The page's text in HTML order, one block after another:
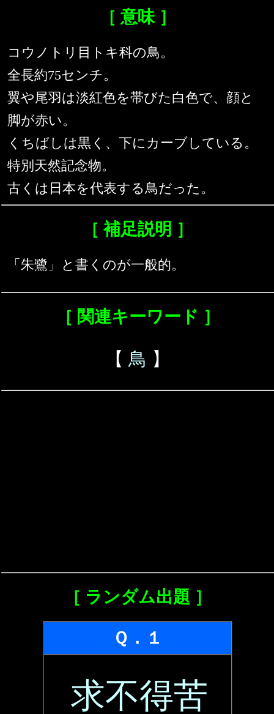
［ 意味 ］
コウノトリ目トキ科の鳥。
全長約75センチ。
翼や尾羽は淡紅色を帯びた白色で、顔と
脚が赤い。
くちばしは黒く、下にカーブしている。
特別天然記念物。
古くは日本を代表する鳥だった。
［ 補足説明 ］
「朱鷺」と書くのが一般的。
［ 関連キーワード ］
【 鳥 】
［ ランダム出題 ］
Ｑ．１
求不得苦